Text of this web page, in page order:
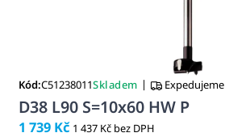
Kód:C51238011Skladem | Expedujeme
D38 L90 S=10x60 HW P
1 739 Kč 1 437 Kč bez DPH